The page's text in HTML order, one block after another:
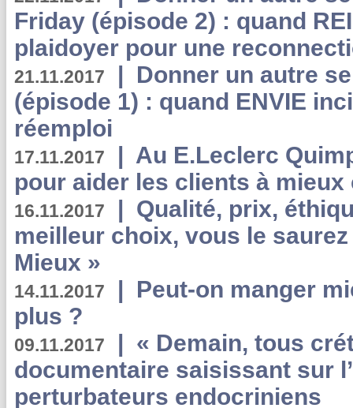
Friday (épisode 2) : quand
plaidoyer pour une
21.11.2017 | Donner un autre
(épisode 1) : quand ENVIE
réemploi
17.11.2017 | Au E.Leclerc
pour aider les clients à
16.11.2017 | Qualité, prix,
meilleur choix, vous le
Mieux »
14.11.2017 | Peut-on manger
plus ?
09.11.2017 | « Demain, tous
documentaire saisissant sur
perturbateurs endocriniens